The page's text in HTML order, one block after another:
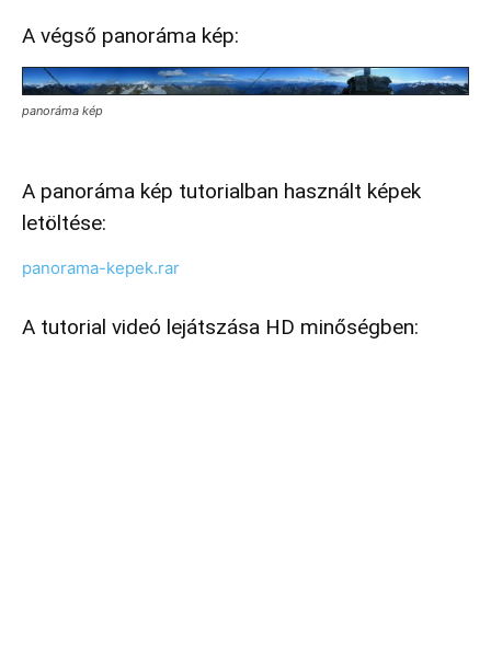
A végső panoráma kép:
panoráma kép
A panoráma kép tutorialban használt képek
letöltése:
panorama-kepek.rar
A tutorial videó lejátszása HD minőségben: